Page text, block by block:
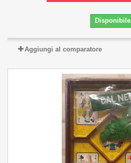
Disponibile
Aggiungi al comparatore